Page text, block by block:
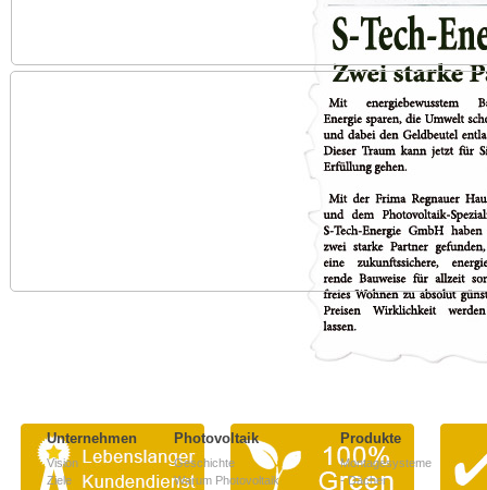
Unternehmen
Vision
Ziele
Photovoltaik
Geschichte
Warum Photovoltaik
Produkte
Montagesysteme
-Dächer